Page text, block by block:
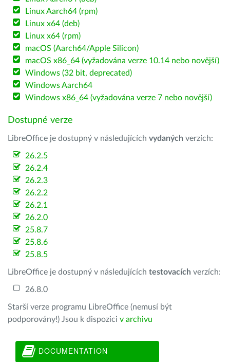
Linux Aarch64 (rpm)
Linux x64 (deb)
Linux x64 (rpm)
macOS (Aarch64/Apple Silicon)
macOS x86_64 (vyžadována verze 10.14 nebo novější)
Windows (32 bit, deprecated)
Windows Aarch64
Windows x86_64 (vyžadována verze 7 nebo novější)
Dostupné verze
LibreOffice je dostupný v následujících vydaných verzích:
26.2.5
26.2.4
26.2.3
26.2.2
26.2.1
26.2.0
25.8.7
25.8.6
25.8.5
LibreOffice je dostupný v následujících testovacích verzích:
26.8.0
Starší verze programu LibreOffice (nemusí být
podporovány!) Jsou k dispozici v archivu
DOCUMENTATION